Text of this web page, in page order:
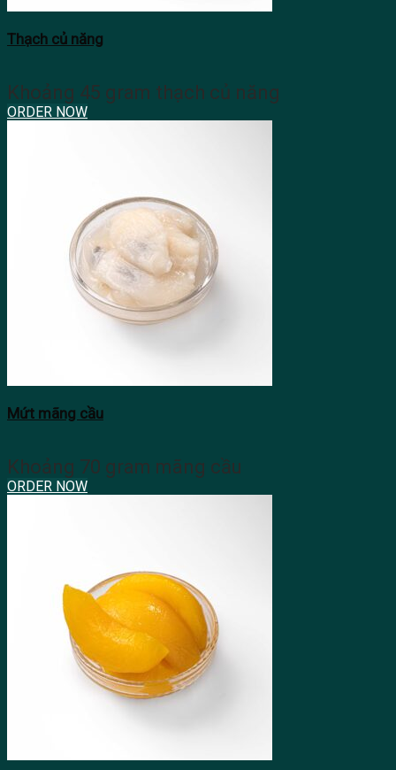
Thạch củ năng
Khoảng 45 gram thạch củ năng
ORDER NOW
Mứt mãng cầu
Khoảng 70 gram mãng cầu
ORDER NOW